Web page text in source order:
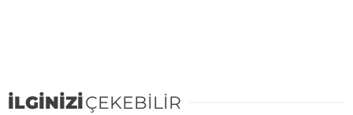
İLGİNİZİÇEKEBİLİR